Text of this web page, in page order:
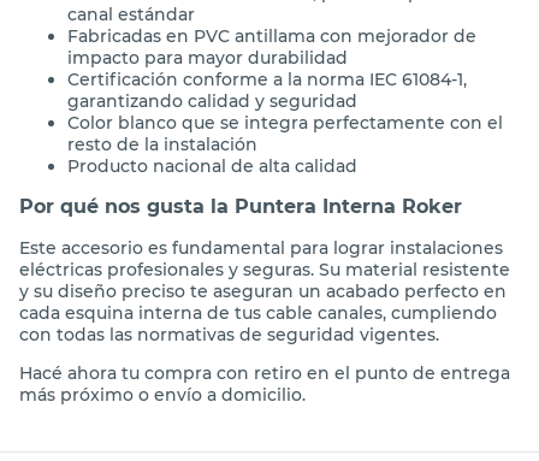
canal estándar
Fabricadas en PVC antillama con mejorador de
impacto para mayor durabilidad
Certificación conforme a la norma IEC 61084-1,
garantizando calidad y seguridad
Color blanco que se integra perfectamente con el
resto de la instalación
Producto nacional de alta calidad
Por qué nos gusta la Puntera Interna Roker
Este accesorio es fundamental para lograr instalaciones
eléctricas profesionales y seguras. Su material resistente
y su diseño preciso te aseguran un acabado perfecto en
cada esquina interna de tus cable canales, cumpliendo
con todas las normativas de seguridad vigentes.
Hacé ahora tu compra con retiro en el punto de entrega
más próximo o envío a domicilio.